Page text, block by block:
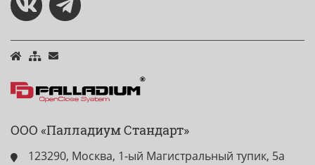
ООО «Палладиум Стандарт»
123290, Москва, 1-ый Магистральный тупик, 5а